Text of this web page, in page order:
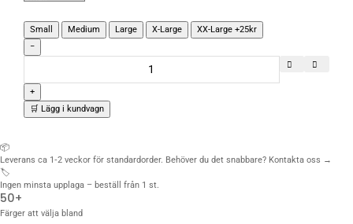
Small Medium Large X-Large
XX-Large +25kr
−
+
🛒 Lägg i kundvagn
📦
Leverans ca 1‑2 veckor för standardorder. Behöver du det snabbare? Kontakta oss →
🏷️
Ingen minsta upplaga – beställ från 1 st.
50+
Färger att välja bland